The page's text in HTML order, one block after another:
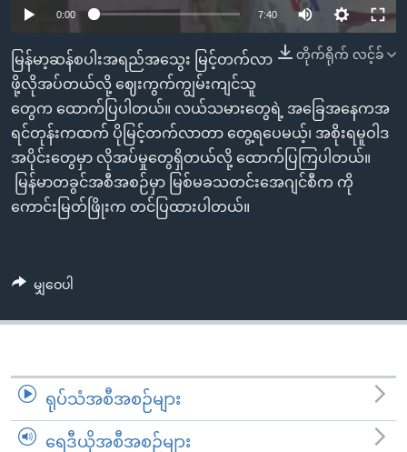
ပင်မ
ညွန်း
စာမျက်နှာ
သို့
ကျော်
ကြည့်
ရှာဖွေ
သို့
ရန်
ရုပ်ရှင်ထဲက အင်္ဂလိပ်စာ
တီဗွီ
ရေဒီယို/တီဗွီအစီအစဉ်
Learning English
ဗွီအိုအေ လူမှုကွန်ယက်များ
ဘာသာစကားများ
0:00 7:40
တိုက်ရိုက် လင့်ခ်
မြန်မာ့ဆန်စပါးအရည်အသွေး မြင့်တက်လာ
ဖို့လိုအပ်တယ်လို့ ဈေးကွက်ကျွမ်းကျင်သူ
တွေက ထောက်ပြပါတယ်။ လယ်သမားတွေရဲ့ အခြေအနေကအ
ရင်တုန်းကထက် ပိုမြင့်တက်လာတာ တွေ့ရပေမယ့်၊ အစိုးရမူဝါဒ
အပိုင်းတွေမှာ လိုအပ်မှုတွေရှိတယ်လို့ ထောက်ပြကြပါတယ်။
မြန်မာတခွင်အစီအစဉ်မှာ မြစ်မခသတင်းအေဂျင်စီက ကို
ကောင်းမြတ်ဖြိုးက တင်ပြထားပါတယ်။
မျှဝေပါ
ရုပ်သံအစီအစဉ်များ
ရေဒီယိုအစီအစဉ်များ